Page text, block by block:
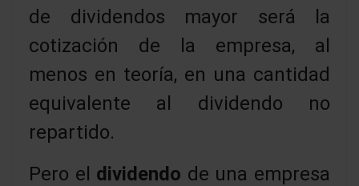
de dividendos mayor será la
cotización de la empresa, al
menos en teoría, en una cantidad
equivalente al dividendo no
repartido.
Pero el dividendo de una empresa